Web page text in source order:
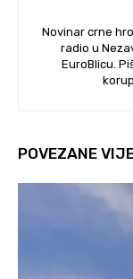
Novinar crne
radio u
EuroBlicu.
POVEZANE